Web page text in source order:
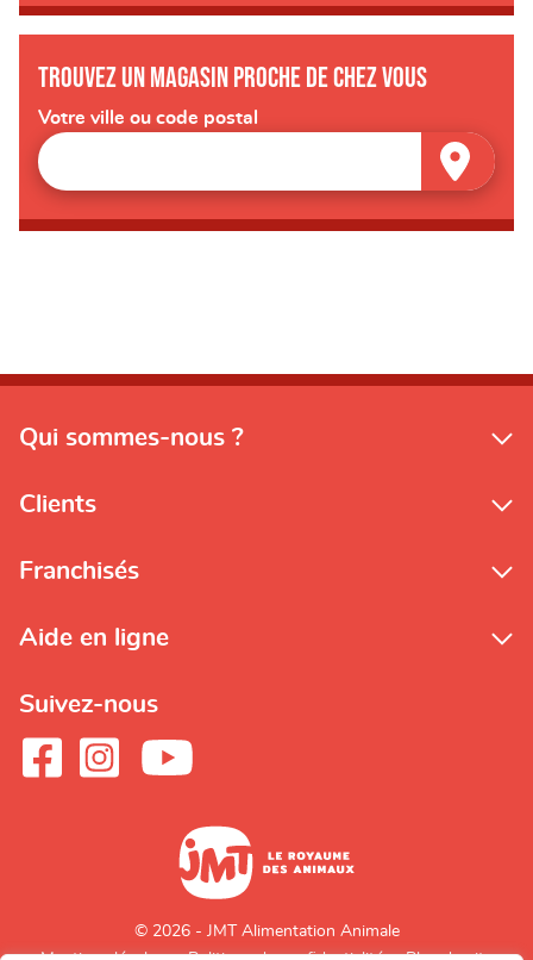
Trouvez un magasin proche de chez vous
Votre ville ou code postal
Qui sommes-nous ?
Clients
Franchisés
Aide en ligne
Suivez-nous
© 2026 - JMT Alimentation Animale